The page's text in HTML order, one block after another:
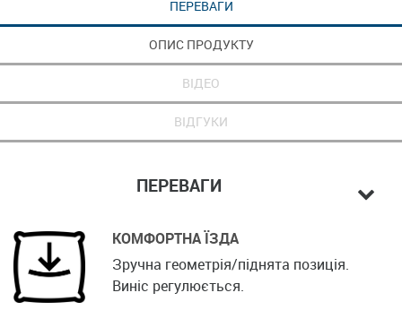
ПЕРЕВАГИ
ОПИС ПРОДУКТУ
ВІДЕО
ВІДГУКИ
ПЕРЕВАГИ
КОМФОРТНА ЇЗДА
Зручна геометрія/піднята позиція.
Виніс регулюється.